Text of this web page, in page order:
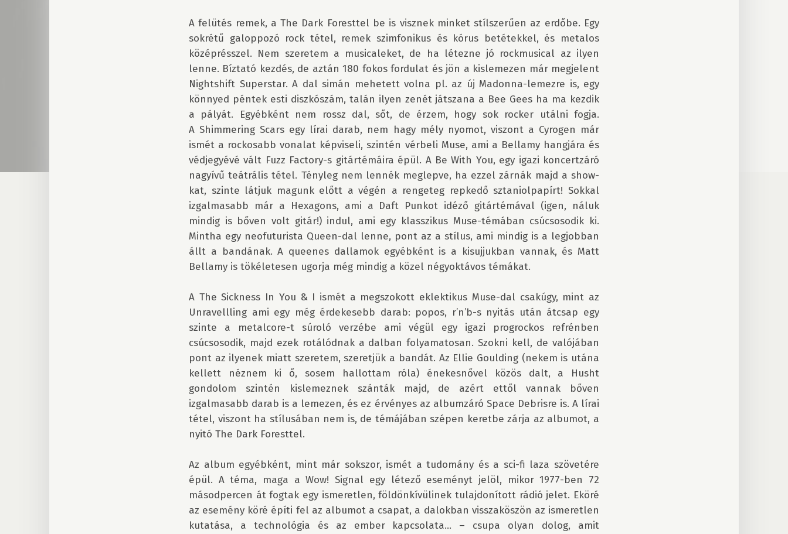
A felütés remek, a The Dark Foresttel be is visznek minket stílszerűen az erdőbe. Egy
sokrétű galoppozó rock tétel, remek szimfonikus és kórus betétekkel, és metalos
középrésszel. Nem szeretem a musicaleket, de ha létezne jó rockmusical az ilyen
lenne. Bíztató kezdés, de aztán 180 fokos fordulat és jön a kislemezen már megjelent
Nightshift Superstar. A dal simán mehetett volna pl. az új Madonna-lemezre is, egy
könnyed péntek esti diszkószám, talán ilyen zenét játszana a Bee Gees ha ma kezdik
a pályát. Egyébként nem rossz dal, sőt, de érzem, hogy sok rocker utálni fogja.
A Shimmering Scars egy lírai darab, nem hagy mély nyomot, viszont a Cyrogen már
ismét a rockosabb vonalat képviseli, szintén vérbeli Muse, ami a Bellamy hangjára és
védjegyévé vált Fuzz Factory-s gitártémáira épül. A Be With You, egy igazi koncertzáró
nagyívű teátrális tétel. Tényleg nem lennék meglepve, ha ezzel zárnák majd a show-
kat, szinte látjuk magunk előtt a végén a rengeteg repkedő sztaniolpapírt! Sokkal
izgalmasabb már a Hexagons, ami a Daft Punkot idéző gitártémával (igen, náluk
mindig is bőven volt gitár!) indul, ami egy klasszikus Muse-témában csúcsosodik ki.
Mintha egy neofuturista Queen-dal lenne, pont az a stílus, ami mindig is a legjobban
állt a bandának. A queenes dallamok egyébként is a kisujjukban vannak, és Matt
Bellamy is tökéletesen ugorja még mindig a közel négyoktávos témákat.
A The Sickness In You & I ismét a megszokott eklektikus Muse-dal csakúgy, mint az
Unravellling ami egy még érdekesebb darab: popos, r’n’b-s nyitás után átcsap egy
szinte a metalcore-t súroló verzébe ami végül egy igazi progrockos refrénben
csúcsosodik, majd ezek rotálódnak a dalban folyamatosan. Szokni kell, de valójában
pont az ilyenek miatt szeretem, szeretjük a bandát. Az Ellie Goulding (nekem is utána
kellett néznem ki ő, sosem hallottam róla) énekesnővel közös dalt, a Husht
gondolom szintén kislemeznek szánták majd, de azért ettől vannak bőven
izgalmasabb darab is a lemezen, és ez érvényes az albumzáró Space Debrisre is. A lírai
tétel, viszont ha stílusában nem is, de témájában szépen keretbe zárja az albumot, a
nyitó The Dark Foresttel.
Az album egyébként, mint már sokszor, ismét a tudomány és a sci-fi laza szövetére
épül. A téma, maga a Wow! Signal egy létező eseményt jelöl, mikor 1977-ben 72
másodpercen át fogtak egy ismeretlen, földönkívülinek tulajdonított rádió jelet. Eköré
az esemény köré építi fel az albumot a csapat, a dalokban visszaköszön az ismeretlen
kutatása, a technológia és az ember kapcsolata… – csupa olyan dolog, amit